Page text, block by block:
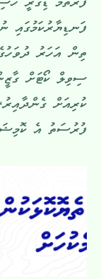
ފުރަތަމަ ޑިގްރީ
ފަނޑިޔާރުކަމުގައި
ތިން އަހަރު
ސިވިލް ކޯޓަށް
ކުރިއަށް
ފުރުސަތު އެ